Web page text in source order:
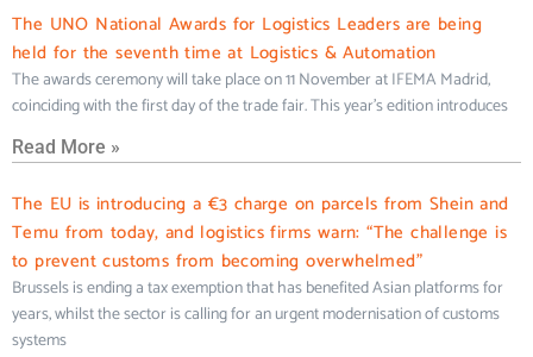
The UNO National Awards for Logistics Leaders are being
held for the seventh time at Logistics & Automation
The awards ceremony will take place on 11 November at IFEMA Madrid,
coinciding with the first day of the trade fair. This year’s edition introduces
Read More »
The EU is introducing a €3 charge on parcels from Shein and
Temu from today, and logistics firms warn: “The challenge is
to prevent customs from becoming overwhelmed”
Brussels is ending a tax exemption that has benefited Asian platforms for
years, whilst the sector is calling for an urgent modernisation of customs
systems